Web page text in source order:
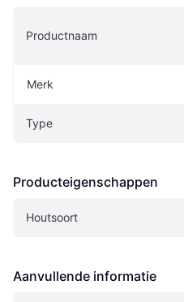
Productnaam
Merk
Type
Producteigenschappen
Houtsoort
Aanvullende informatie